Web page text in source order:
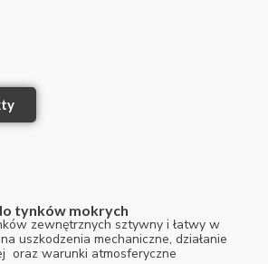
tynków mokrych
zewnętrznych sztywny i łatwy w
uszkodzenia mechaniczne, działanie
oraz warunki atmosferyczne